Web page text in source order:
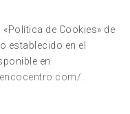
«Política de Cookies» de
establecido en el
en